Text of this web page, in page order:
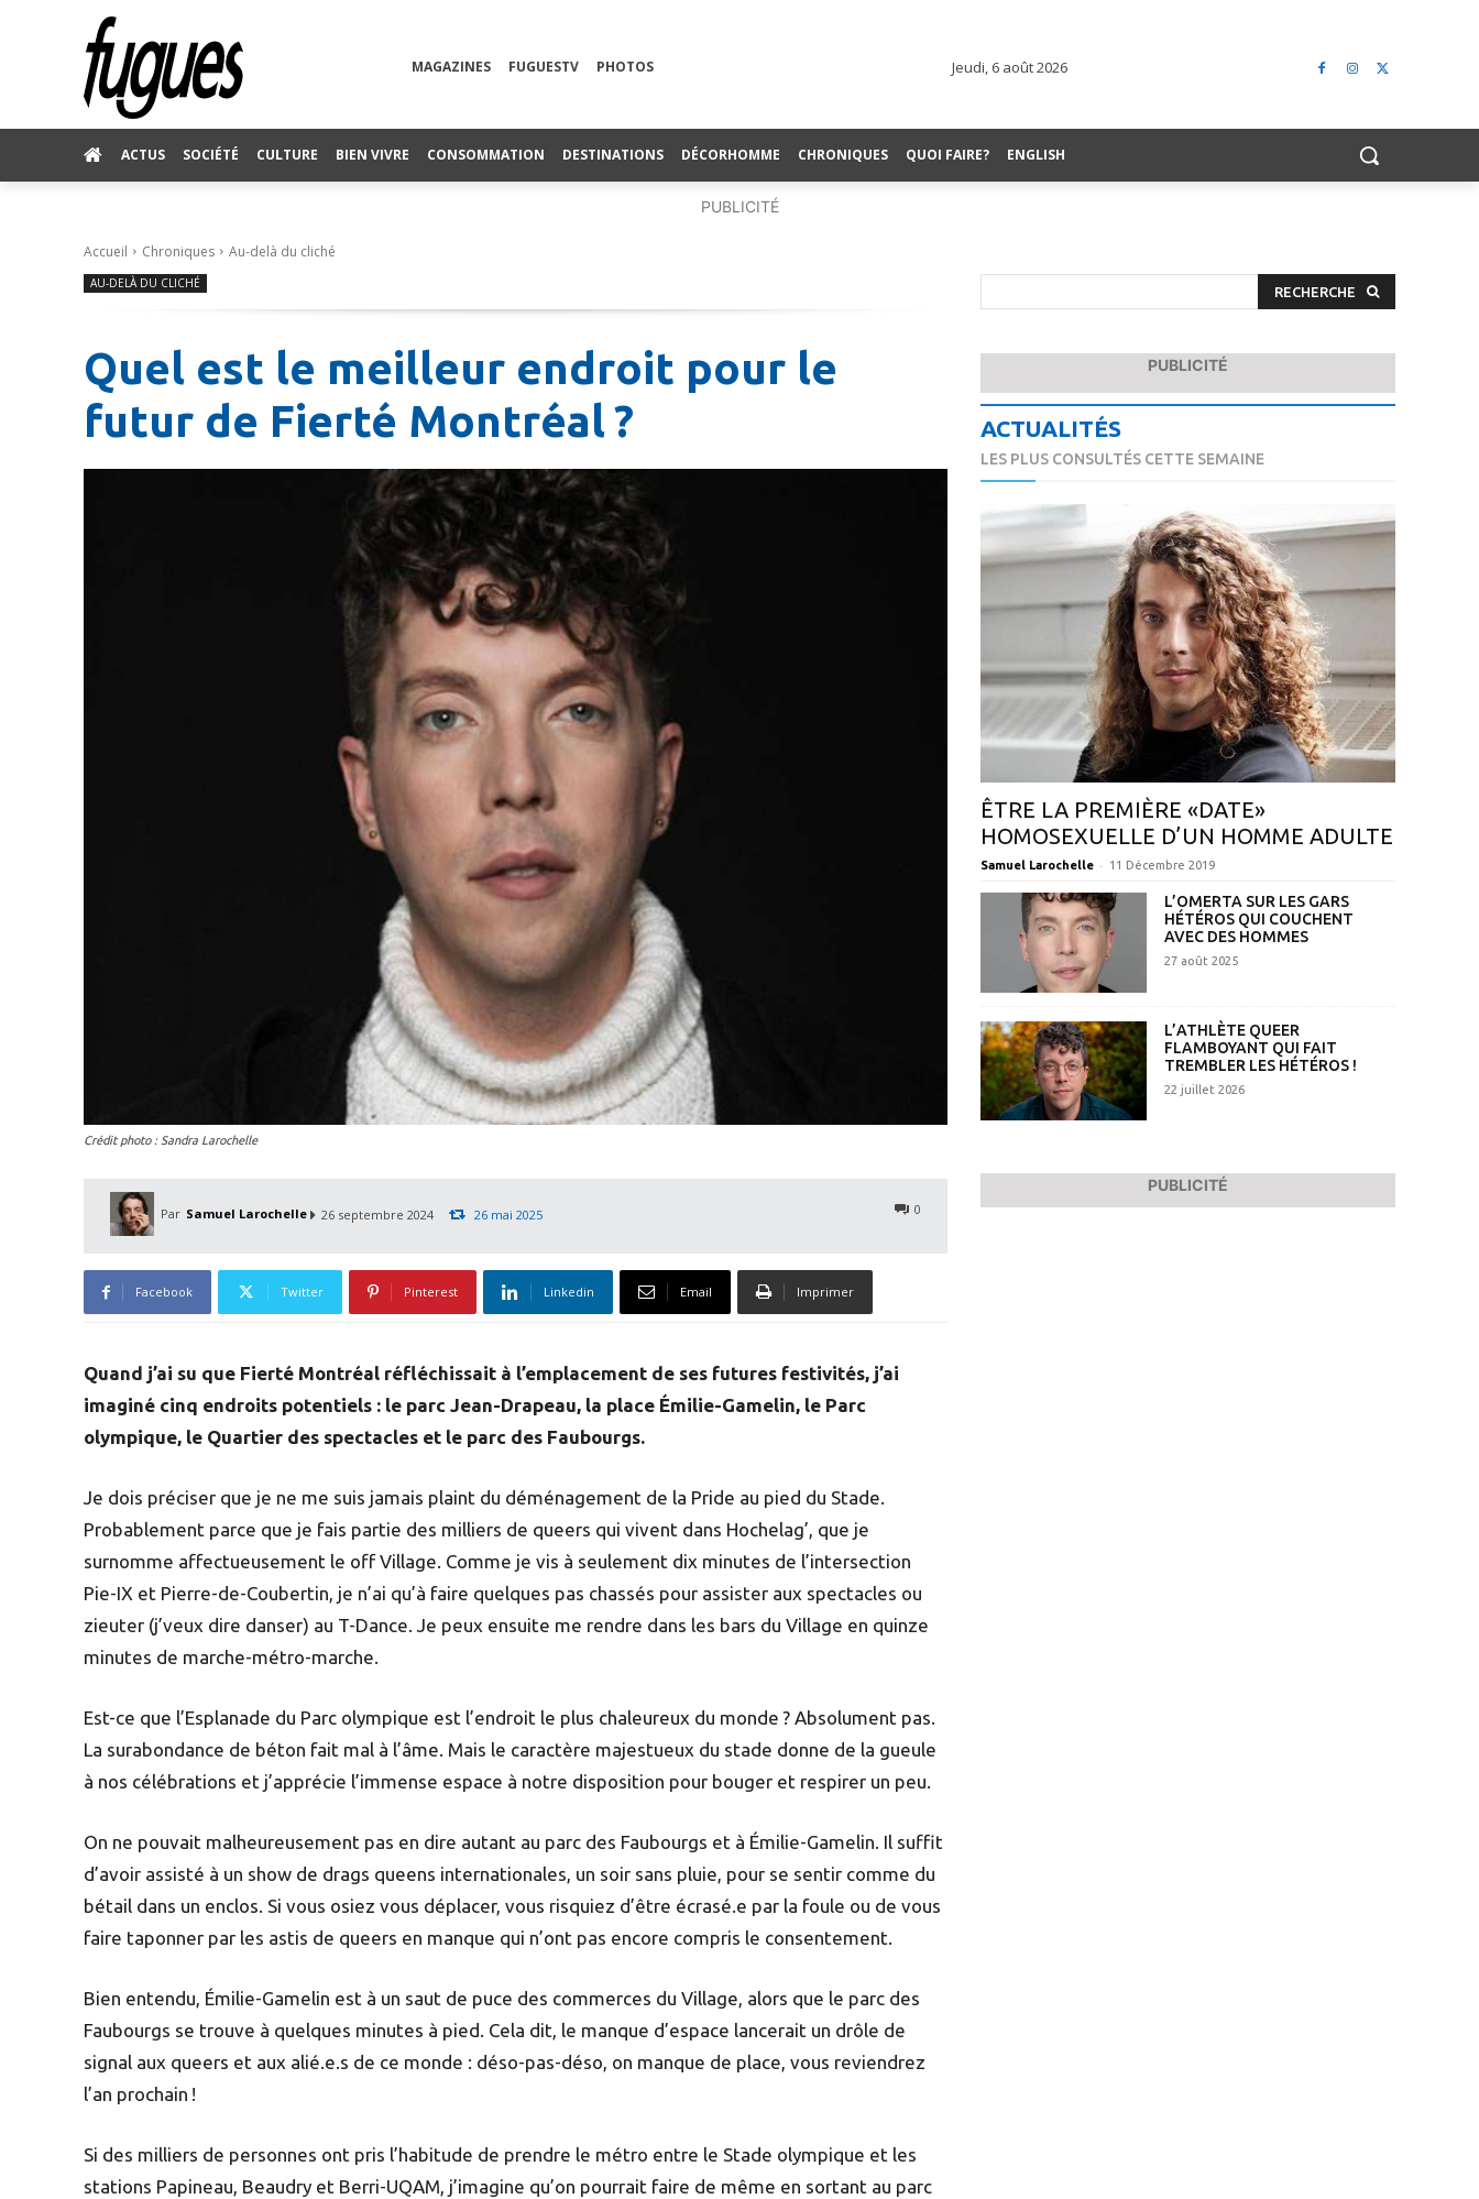
MAGAZINES FUGUESTV PHOTOS Jeudi, 6 août 2026
ACTUS SOCIÉTÉ CULTURE BIEN VIVRE CONSOMMATION DESTINATIONS DÉCORHOMME CHRONIQUES QUOI FAIRE? ENGLISH
PUBLICITÉ
Accueil Chroniques Au-delà du cliché
AU-DELÀ DU CLICHÉ
Quel est le meilleur endroit pour le
futur de Fierté Montréal ?
Crédit photo : Sandra Larochelle
Par Samuel Larochelle 26 septembre 2024 0
26 mai 2025
Facebook Twitter Pinterest Linkedin Email Imprimer
Quand j’ai su que Fierté Montréal réfléchissait à l’emplacement de ses futures festivités, j’ai
imaginé cinq endroits potentiels : le parc Jean-Drapeau, la place Émilie-Gamelin, le Parc
olympique, le Quartier des spectacles et le parc des Faubourgs.
Je dois préciser que je ne me suis jamais plaint du déménagement de la Pride au pied du Stade.
Probablement parce que je fais partie des milliers de queers qui vivent dans Hochelag’, que je
surnomme affectueusement le off Village. Comme je vis à seulement dix minutes de l’intersection
Pie-IX et Pierre-de-Coubertin, je n’ai qu’à faire quelques pas chassés pour assister aux spectacles ou
zieuter (j’veux dire danser) au T-Dance. Je peux ensuite me rendre dans les bars du Village en quinze
minutes de marche-métro-marche.
Est-ce que l’Esplanade du Parc olympique est l’endroit le plus chaleureux du monde ? Absolument pas.
La surabondance de béton fait mal à l’âme. Mais le caractère majestueux du stade donne de la gueule
à nos célébrations et j’apprécie l’immense espace à notre disposition pour bouger et respirer un peu.
On ne pouvait malheureusement pas en dire autant au parc des Faubourgs et à Émilie-Gamelin. Il suffit
d’avoir assisté à un show de drags queens internationales, un soir sans pluie, pour se sentir comme du
bétail dans un enclos. Si vous osiez vous déplacer, vous risquiez d’être écrasé.e par la foule ou de vous
faire taponner par les astis de queers en manque qui n’ont pas encore compris le consentement.
Bien entendu, Émilie-Gamelin est à un saut de puce des commerces du Village, alors que le parc des
Faubourgs se trouve à quelques minutes à pied. Cela dit, le manque d’espace lancerait un drôle de
signal aux queers et aux alié.e.s de ce monde : déso-pas-déso, on manque de place, vous reviendrez
l’an prochain !
Si des milliers de personnes ont pris l’habitude de prendre le métro entre le Stade olympique et les
stations Papineau, Beaudry et Berri-UQAM, j’imagine qu’on pourrait faire de même en sortant au parc
RECHERCHE
PUBLICITÉ
ACTUALITÉS
LES PLUS CONSULTÉS CETTE SEMAINE
ÊTRE LA PREMIÈRE «DATE»
HOMOSEXUELLE D’UN HOMME ADULTE
Samuel Larochelle - 11 Décembre 2019
L’OMERTA SUR LES GARS
HÉTÉROS QUI COUCHENT
AVEC DES HOMMES
27 août 2025
L’ATHLÈTE QUEER
FLAMBOYANT QUI FAIT
TREMBLER LES HÉTÉROS !
22 juillet 2026
PUBLICITÉ